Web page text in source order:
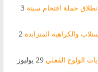
حملة اقتحام سبتة 3
والكراهية المتزايدة 2
الولوج الفعلي
29 يوليوز